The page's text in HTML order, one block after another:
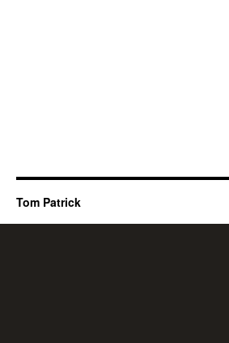
Tom Patrick